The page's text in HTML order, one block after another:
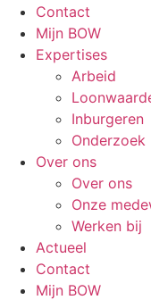
Contact
Mijn BOW
Expertises
Arbeid
Inburgeren
Onderzoek
Over ons
Over ons
Onze
Werken bij
Actueel
Contact
Mijn BOW